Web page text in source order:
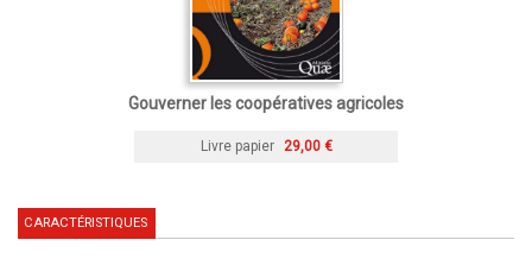
Gouverner les coopératives agricoles
Livre papier 29,00 €
CARACTÉRISTIQUES